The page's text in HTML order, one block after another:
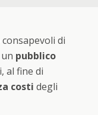
di
pubblico
al fine di
costi degli